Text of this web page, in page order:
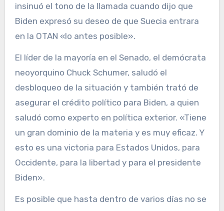
insinuó el tono de la llamada cuando dijo que
Biden expresó su deseo de que Suecia entrara
en la OTAN «lo antes posible».
El líder de la mayoría en el Senado, el demócrata
neoyorquino Chuck Schumer, saludó el
desbloqueo de la situación y también trató de
asegurar el crédito político para Biden, a quien
saludó como experto en política exterior. «Tiene
un gran dominio de la materia y es muy eficaz. Y
esto es una victoria para Estados Unidos, para
Occidente, para la libertad y para el presidente
Biden».
Es posible que hasta dentro de varios días no se